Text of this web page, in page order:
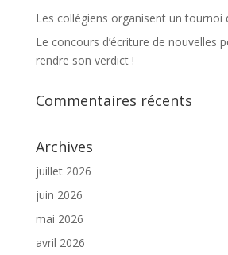
Les collégiens organisent un
Le concours d’écriture de nouvelles
rendre son verdict !
Commentaires récents
Archives
juillet 2026
juin 2026
mai 2026
avril 2026